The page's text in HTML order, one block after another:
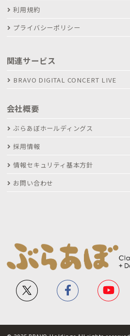
利用規約
プライバシーポリシー
関連サービス
BRAVO DIGITAL CONCERT LIVE
会社概要
ぶらあぼホールディングス
採用情報
情報セキュリティ基本方針
お問い合わせ